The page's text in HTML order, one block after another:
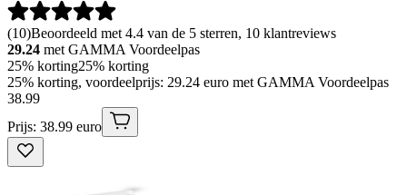
(10)Beoordeeld met 4.4 van de 5 sterren, 10 klantreviews
29.24 met GAMMA Voordeelpas
25% korting25% korting
25% korting, voordeelprijs: 29.24 euro met GAMMA Voordeelpas
38.99
Prijs: 38.99 euro